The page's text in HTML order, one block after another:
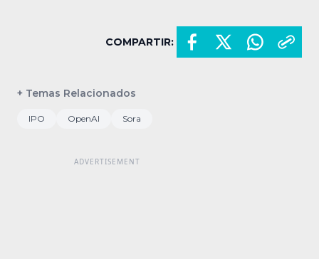
COMPARTIR:
+ Temas Relacionados
IPO OpenAI Sora